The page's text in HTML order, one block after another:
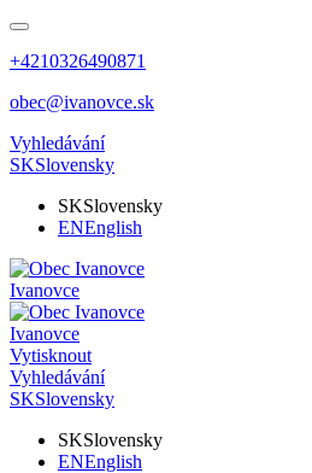
+4210326490871
obec@ivanovce.sk
Vyhledávání
SKSlovensky
SKSlovensky
ENEnglish
Ivanovce
Ivanovce
Vytisknout
Vyhledávání
SKSlovensky
SKSlovensky
ENEnglish